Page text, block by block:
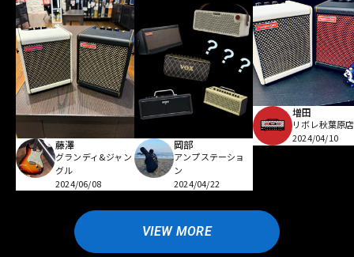
藤澤
グランディ&ジャン
グル
2024/06/08
岡部
アンプステーショ
ン
2024/04/22
増田
リボレ秋葉原店
2024/04/10
VIEW MORE